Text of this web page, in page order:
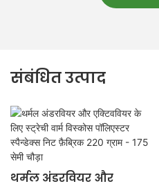
संबंधित उत्पाद
थर्मल अंडरवियर और